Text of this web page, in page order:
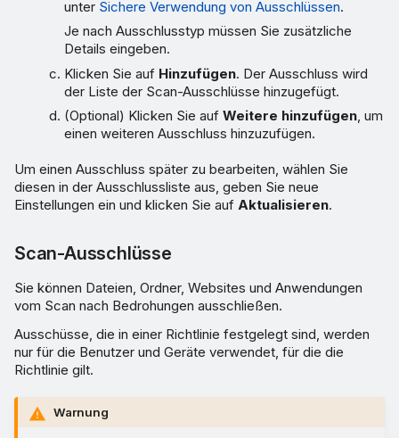
unter Sichere Verwendung von Ausschlüssen.
Je nach Ausschlusstyp müssen Sie zusätzliche
Details eingeben.
Klicken Sie auf Hinzufügen. Der Ausschluss wird
der Liste der Scan-Ausschlüsse hinzugefügt.
(Optional) Klicken Sie aufWeitere hinzufügen, um
einen weiteren Ausschluss hinzuzufügen.
Um einen Ausschluss später zu bearbeiten, wählen Sie
diesen in der Ausschlussliste aus, geben Sie neue
Einstellungen ein und klicken Sie auf Aktualisieren.
Scan-Ausschlüsse
Sie können Dateien, Ordner, Websites und Anwendungen
vom Scan nach Bedrohungen ausschließen.
Ausschüsse, die in einer Richtlinie festgelegt sind, werden
nur für die Benutzer und Geräte verwendet, für die die
Richtlinie gilt.
Warnung